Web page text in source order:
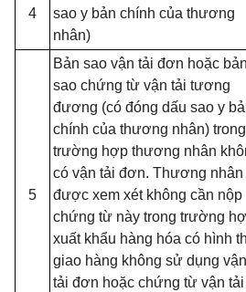
4
sao y bản chính của thương
nhân)
5
Bản sao vận tải đơn hoặc bản
sao chứng từ vận tải tương
đương (có đóng dấu sao y
chính của thương nhân) trong
trường hợp thương nhân
có vận tải đơn. Thương nhân
được xem xét không cần nộp
chứng từ này trong trường
xuất khẩu hàng hóa có hình
giao hàng không sử dụng vận
tải đơn hoặc chứng từ vận tải